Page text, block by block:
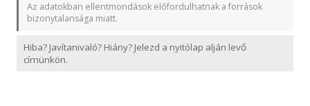
Az adatokban ellentmondások előfordulhatnak a források
bizonytalansága miatt.
Hiba? Javítanivaló? Hiány? Jelezd a nyitólap alján levő
címünkön.